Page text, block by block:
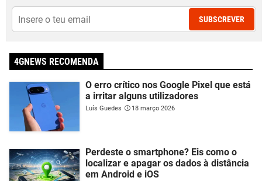
SUBSCREVER
4GNEWS RECOMENDA
O erro crítico nos Google Pixel que está
a irritar alguns utilizadores
Luís Guedes 18 março 2026
Perdeste o smartphone? Eis como o
localizar e apagar os dados à distância
em Android e iOS